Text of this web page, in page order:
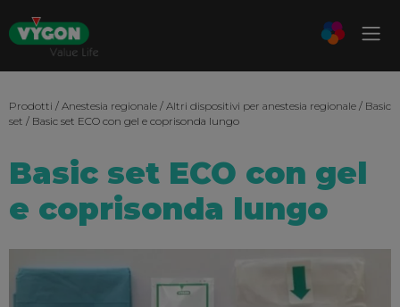
Prodotti / Anestesia regionale / Altri dispositivi per anestesia regionale / Basic
set / Basic set ECO con gel e coprisonda lungo
Basic set ECO con gel
e coprisonda lungo